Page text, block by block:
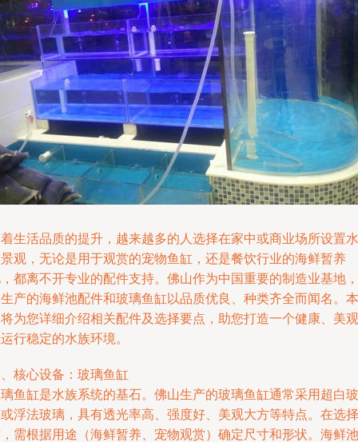
生活品质的提升，越来越多的人选择在家中或商业场所设置水
观，无论是用于观赏的宠物鱼缸，还是餐饮行业的海鲜暂养
都离不开专业的配件支持。佛山作为中国重要的制造业基地，
产的海鲜池配件和玻璃鱼缸以品质优良、种类齐全而闻名。本
为您详细介绍相关配件及选择要点，助您打造一个健康、美观
行稳定的水族环境。
核心设备：玻璃鱼缸
鱼缸是水族系统的基石。佛山生产的玻璃鱼缸通常采用超白玻
浮法玻璃，具有透光率高、强度好、美观大方等特点。在选择
需根据用途（海鲜暂养、宠物观赏）确定尺寸和形状。海鲜池